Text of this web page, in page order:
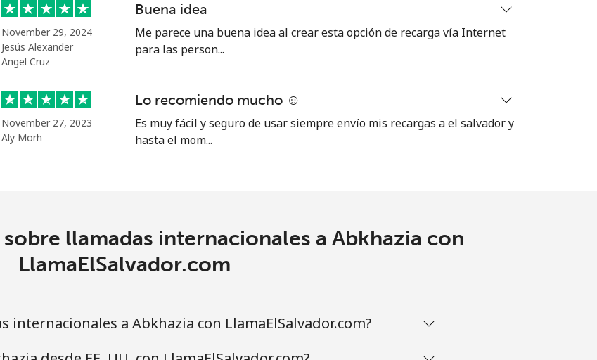
29 min por ⁦$10⁩
29 min por ⁦$10⁩
48 min por ⁦$10⁩ ⁦14¢⁩
37 min por ⁦$10⁩
November 29, 2024
Jesús Alexander
Angel Cruz
Buena idea
Me parece una buena idea al crear esta opción de recarga vía Internet
para las person...
November 27, 2023
Aly Morh
Lo recomiendo mucho ☺️
Es muy fácil y seguro de usar siempre envío mis recargas a el salvador y
hasta el mom...
llamadas internacionales a Abkhazia con
LlamaElSalvador.com
internacionales a Abkhazia con LlamaElSalvador.com?